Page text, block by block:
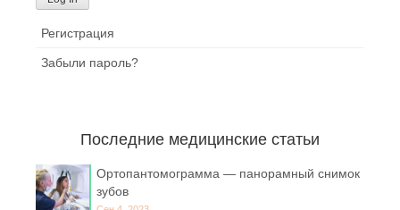
Регистрация
Забыли пароль?
Последние медицинские статьи
Ортопантомограмма — панорамный снимок
зубов